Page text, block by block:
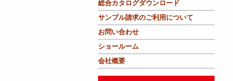
総合カタログダウンロード
サンプル請求のご利用について
お問い合わせ
ショールーム
会社概要